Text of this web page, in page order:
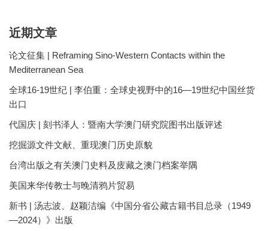
近期文章
论文征集 | Reframing Sino-Western Contacts within the
Mediterranean Sea
全球16-19世纪 | 李伯重：全球史视野中的16—19世纪中国丝货
出口
代国庆 | 刻书泽人：暨南大学澳门研究院图书出版评述
挖掘源文件文献、重现澳门历史原貌
台湾出版之有关澳门史料及庋藏之澳门档案举隅
美国来华传教士与晚清鸦片贸易
新书 | 汤志波、赵颖洁编《中国分省公藏古籍书目总录（1949
—2024）》出版